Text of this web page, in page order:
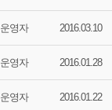
운영자 2016.03.10
운영자 2016.01.28
운영자 2016.01.22